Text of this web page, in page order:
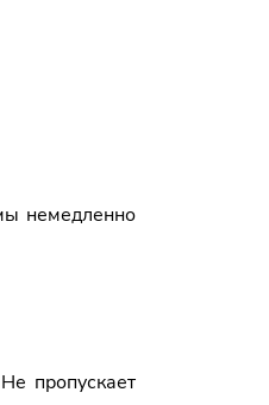
немедленно
пропускает